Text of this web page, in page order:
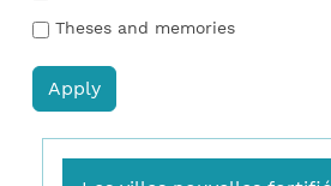
Theses and memories